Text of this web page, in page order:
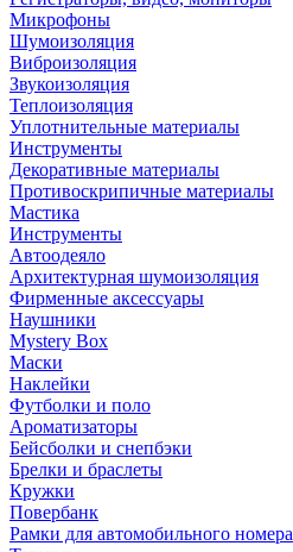
Микрофоны
Шумоизоляция
Виброизоляция
Звукоизоляция
Теплоизоляция
Уплотнительные материалы
Инструменты
Декоративные материалы
Противоскрипичные материалы
Мастика
Инструменты
Автоодеяло
Архитектурная шумоизоляция
Фирменные аксессуары
Наушники
Mystery Box
Маски
Наклейки
Футболки и поло
Ароматизаторы
Бейсболки и снепбэки
Брелки и браслеты
Кружки
Повербанк
Рамки для автомобильного номера